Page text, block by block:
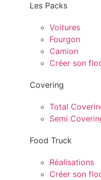
Les Packs
Voitures
Fourgon
Camion
Créer son
Covering
Total
Semi
Food Truck
Réalisations
Créer son